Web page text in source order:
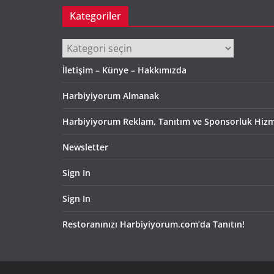
Kategoriler
Kategoriler
İletişim – Künye – Hakkımızda
Harbiyiyorum Almanak
Harbiyiyorum Reklam, Tanıtım ve Sponsorluk
Newsletter
Sign In
Sign In
Restoranınızı Harbiyiyorum.com’da Tanıtın!